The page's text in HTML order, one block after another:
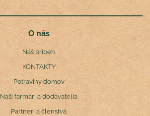
O nás
Náš príbeh
KONTAKTY
Potraviny domov
Naši farmári a dodávatelia
Partneri a členstvá